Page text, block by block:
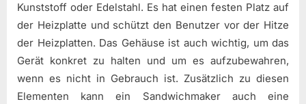
Kunststoff oder Edelstahl. Es hat einen festen Platz auf
der Heizplatte und schützt den Benutzer vor der Hitze
der Heizplatten. Das Gehäuse ist auch wichtig, um das
Gerät konkret zu halten und um es aufzubewahren,
wenn es nicht in Gebrauch ist. Zusätzlich zu diesen
Elementen kann ein Sandwichmaker auch eine